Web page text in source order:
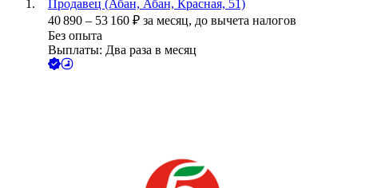
Продавец (Абан, Абан, Красная, 51)
40 890 – 53 160 ₽ за месяц, до вычета налогов
Без опыта
Выплаты: Два раза в месяц